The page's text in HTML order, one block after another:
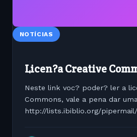
NOTÍCIAS
Licen?a Creative
Neste link voc? poder? ler a
Commons, vale a pena dar
http://lists.ibiblio.org/